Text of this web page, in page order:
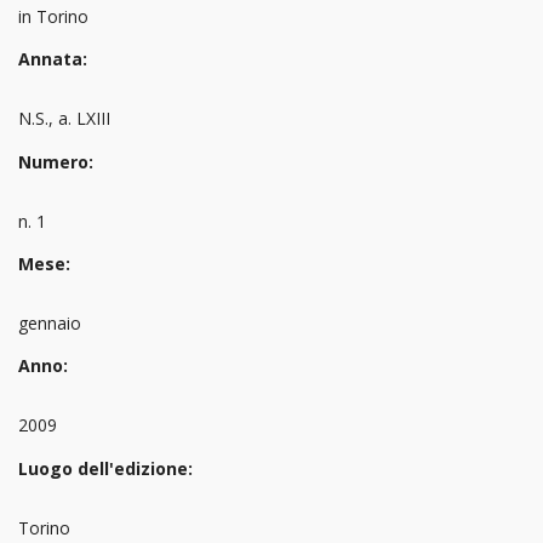
in Torino
Annata:
N.S., a. LXIII
Numero:
n. 1
Mese:
gennaio
Anno:
2009
Luogo dell'edizione:
Torino